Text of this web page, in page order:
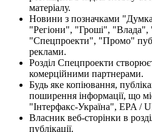
матеріалу.
Новини з позначками
"Регіони", "Гроші",
"Спецпроекти", "Промо"
реклами.
Розділ Спецпроекти
комерційними партнерами.
Будь яке копіювання,
поширення інформації, що
"Інтерфакс-Україна", EPA /
Власник веб-сторінки в
публікації.